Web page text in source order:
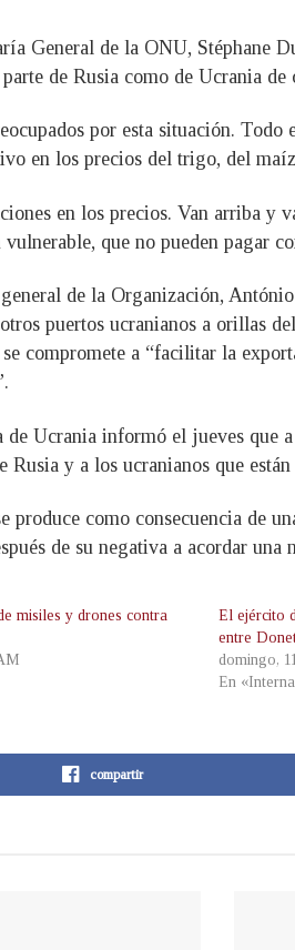
General de la ONU, Stéphane
de Rusia como de Ucrania
por esta situación.
en los precios del trigo, del
en los precios. Van arriba y
vulnerable, que no pueden pagar
de la Organización,
puertos ucranianos a orillas
compromete a “facilitar la
Ucrania informó el jueves que
Rusia y a los ucranianos que
produce como consecuencia de
de su negativa a acordar
misiles y drones contra
El ejército
entre
domingo,
En
compartir